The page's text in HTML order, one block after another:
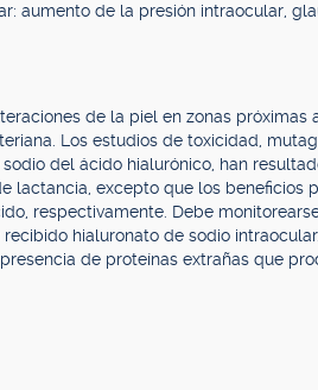
aumento de la presión intraocular,
de la piel en zonas próximas
Los estudios de toxicidad,
del ácido hialurónico, han
lactancia, excepto que los beneficios
respectivamente. Debe
hialuronato de sodio
de proteínas extrañas que